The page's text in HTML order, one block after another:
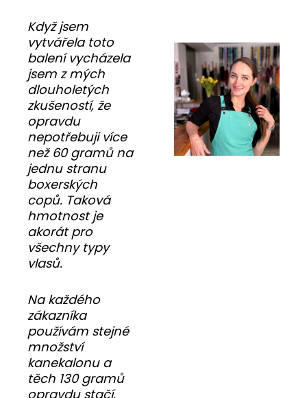
Když jsem
vytvářela toto
balení vycházela
jsem z mých
dlouholetých
zkušeností, že
opravdu
nepotřebuji více
než 60 gramů na
jednu stranu
boxerských
copů. Taková
hmotnost je
akorát pro
všechny typy
vlasů.
Na každého
zákazníka
používám stejné
množství
kanekalonu a
těch 130 gramů
opravdu stačí.